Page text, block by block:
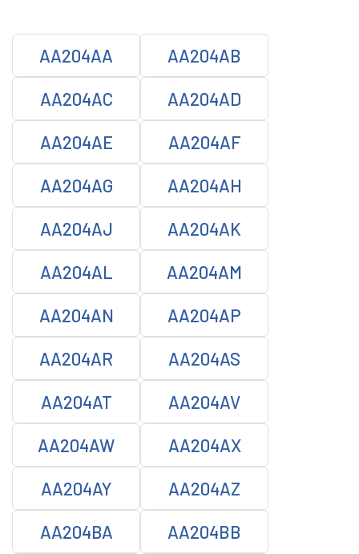
AA204AA AA204AB
AA204AC AA204AD
AA204AE AA204AF
AA204AG AA204AH
AA204AJ AA204AK
AA204AL AA204AM
AA204AN AA204AP
AA204AR AA204AS
AA204AT AA204AV
AA204AW AA204AX
AA204AY AA204AZ
AA204BA AA204BB